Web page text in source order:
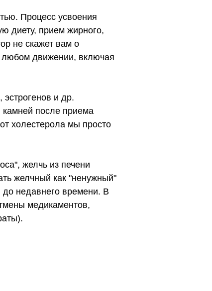
Процесс усвоения
диету, прием жирного,
не скажет вам о
любом движении, включая
эстрогенов и др.
камней после приема
холестерола мы просто
желчь из печени
желчный как "ненужный"
недавнего времени. В
медикаментов,